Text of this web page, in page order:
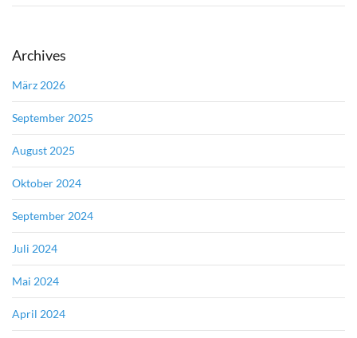
Archives
März 2026
September 2025
August 2025
Oktober 2024
September 2024
Juli 2024
Mai 2024
April 2024